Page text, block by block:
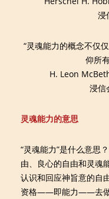
浸
“灵魂能力的概念不仅
仰所
H. Leon
浸信
灵魂能力的意思
“灵魂能力”是什么意思
由、良心的自由和灵魂
认识和回应神旨意的自
资格——即能力——去做